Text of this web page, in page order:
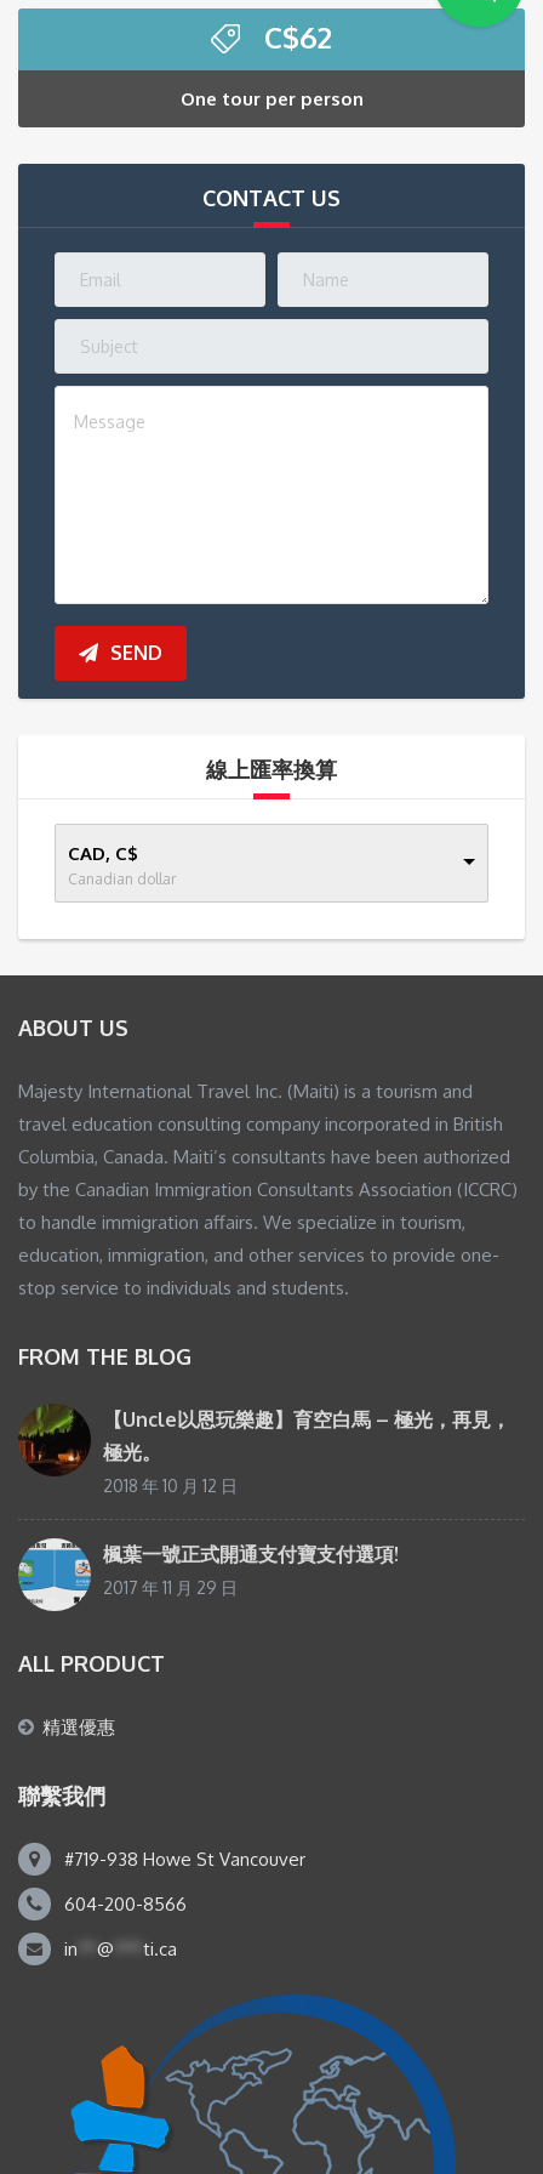
C$62
One tour per person
CONTACT US
SEND
線上匯率換算
CAD, C$
Canadian dollar
ABOUT US
Majesty International Travel Inc. (Maiti) is a tourism and
travel education consulting company incorporated in British
Columbia, Canada. Maiti’s consultants have been authorized
by the Canadian Immigration Consultants Association (ICCRC)
to handle immigration affairs. We specialize in tourism,
education, immigration, and other services to provide one-
stop service to individuals and students.
FROM THE BLOG
【Uncle以恩玩樂趣】育空白馬 – 極光，再見，
極光。
2018 年 10 月 12 日
楓葉一號正式開通支付寶支付選項!
2017 年 11 月 29 日
ALL PRODUCT
精選優惠
聯繫我們
#719-938 Howe St Vancouver
604-200-8566
in
@ ti.ca